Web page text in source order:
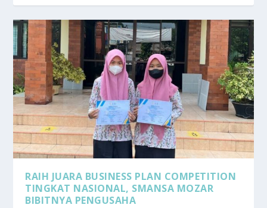
RAIH JUARA BUSINESS PLAN COMPETITION
TINGKAT NASIONAL, SMANSA MOZAR
BIBITNYA PENGUSAHA